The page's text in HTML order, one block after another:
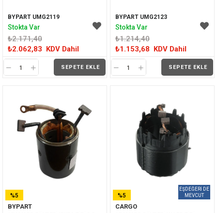
BYPART UMG2119
₺2.171,40
₺2.062,83 KDV Dahil
SEPETE EKLE
Stokta Var
BYPART UMG2123
₺1.214,40
₺1.153,68 KDV Dahil
SEPETE EKLE
Stokta Var
BYPART
%5
İNDIRIM
CARGO
%5
İNDIRIM